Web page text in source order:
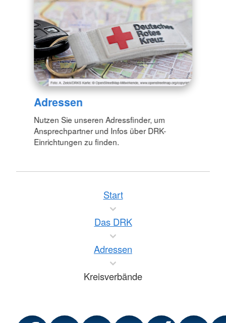
Adressen
Nutzen Sie unseren Adressfinder, um
Ansprechpartner und Infos über DRK-
Einrichtungen zu finden.
Start
Das DRK
Adressen
Kreisverbände